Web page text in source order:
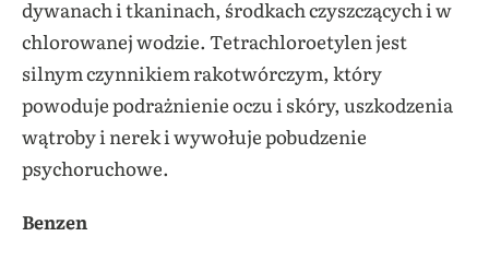
dywanach i tkaninach, środkach czyszczących i w
chlorowanej wodzie. Tetrachloroetylen jest
silnym czynnikiem rakotwórczym, który
powoduje podrażnienie oczu i skóry, uszkodzenia
wątroby i nerek i wywołuje pobudzenie
psychoruchowe.
Benzen